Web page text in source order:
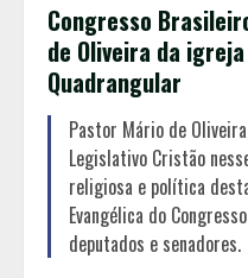
Congresso
de Oliveira da
Quadrangular
Pastor Mário de
Legislativo Cristão
religiosa e política
Evangélica do
deputados e senadores.